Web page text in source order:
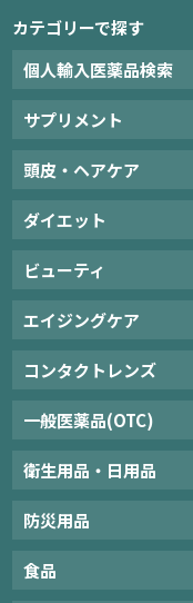
カテゴリーで探す
個人輸入医薬品検索
サプリメント
頭皮・ヘアケア
ダイエット
ビューティ
エイジングケア
コンタクトレンズ
一般医薬品(OTC)
衛生用品・日用品
防災用品
食品